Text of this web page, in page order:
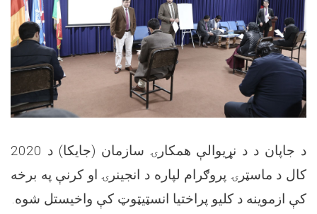
د جاپان د د نړيوالې همکارۍ سازمان (جايکا) د 2020
کال د ماسټرۍ پروګرام لپاره د انجينرۍ او کرنې په برخه
کې ازموينه د کليو پراختيا انسټيټوټ کې واخيستل شوه.